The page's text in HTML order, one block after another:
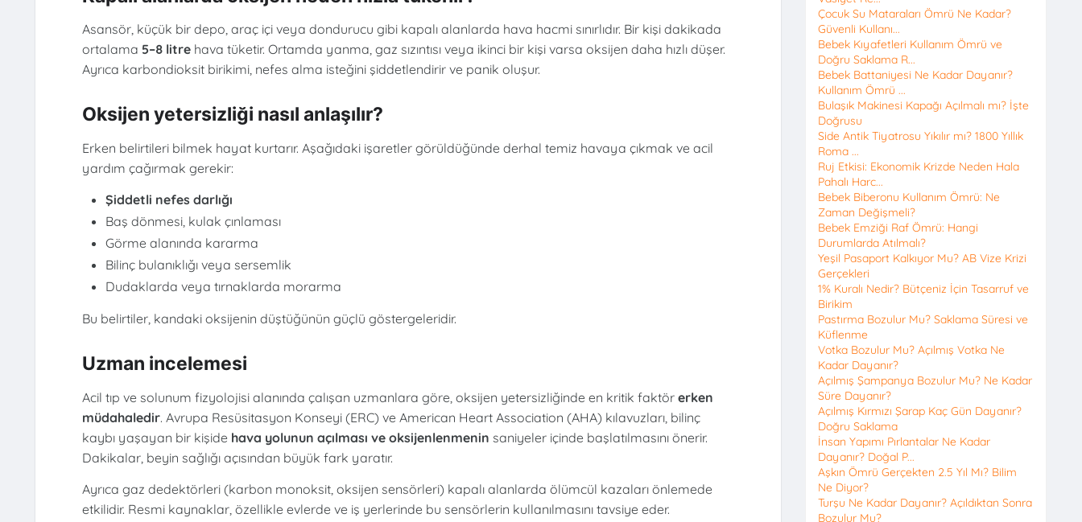
Asansör, küçük bir depo, araç içi veya dondurucu gibi kapalı alanlarda hava hacmi sınırlıdır. Bir kişi dakikada
ortalama 5–8 litrehava tüketir. Ortamda yanma, gaz sızıntısı veya ikinci bir kişi varsa oksijen daha hızlı düşer.
Ayrıca karbondioksit birikimi, nefes alma isteğini şiddetlendirir ve panik oluşur.
Oksijen yetersizliği nasıl anlaşılır?
Erken belirtileri bilmek hayat kurtarır. Aşağıdaki işaretler görüldüğünde derhal temiz havaya çıkmak ve acil
yardım çağırmak gerekir:
Şiddetli nefes darlığı
Baş dönmesi, kulak çınlaması
Görme alanında kararma
Bilinç bulanıklığı veya sersemlik
Dudaklarda veya tırnaklarda morarma
Bu belirtiler, kandaki oksijenin düştüğünün güçlü göstergeleridir.
Uzman incelemesi
Acil tıp ve solunum fizyolojisi alanında çalışan uzmanlara göre, oksijen yetersizliğinde en kritik faktör erken
müdahaledir. Avrupa Resüsitasyon Konseyi (ERC) ve American Heart Association (AHA) kılavuzları, bilinç
kaybı yaşayan bir kişide hava yolunun açılması ve oksijenlenmenin saniyeler içinde başlatılmasını önerir.
Dakikalar, beyin sağlığı açısından büyük fark yaratır.
Ayrıca gaz dedektörleri (karbon monoksit, oksijen sensörleri) kapalı alanlarda ölümcül kazaları önlemede
etkilidir. Resmi kaynaklar, özellikle evlerde ve iş yerlerinde bu sensörlerin kullanılmasını tavsiye eder.
Çocuk Su Mataraları Ömrü Ne Kadar?
Güvenli Kullanı...
Bebek Kıyafetleri Kullanım Ömrü ve
Doğru Saklama R...
Bebek Battaniyesi Ne Kadar Dayanır?
Kullanım Ömrü ...
Bulaşık Makinesi Kapağı Açılmalı mı? İşte
Doğrusu
Side Antik Tiyatrosu Yıkılır mı? 1800 Yıllık
Roma ...
Ruj Etkisi: Ekonomik Krizde Neden Hala
Pahalı Harc...
Bebek Biberonu Kullanım Ömrü: Ne
Zaman Değişmeli?
Bebek Emziği Raf Ömrü: Hangi
Durumlarda Atılmalı?
Yeşil Pasaport Kalkıyor Mu? AB Vize Krizi
Gerçekleri
1% Kuralı Nedir? Bütçeniz İçin Tasarruf ve
Birikim
Pastırma Bozulur Mu? Saklama Süresi ve
Küflenme
Votka Bozulur Mu? Açılmış Votka Ne
Kadar Dayanır?
Açılmış Şampanya Bozulur Mu? Ne Kadar
Süre Dayanır?
Açılmış Kırmızı Şarap Kaç Gün Dayanır?
Doğru Saklama
İnsan Yapımı Pırlantalar Ne Kadar
Dayanır? Doğal P...
Aşkın Ömrü Gerçekten 2.5 Yıl Mı? Bilim
Ne Diyor?
Turşu Ne Kadar Dayanır? Açıldıktan Sonra
Bozulur Mu?